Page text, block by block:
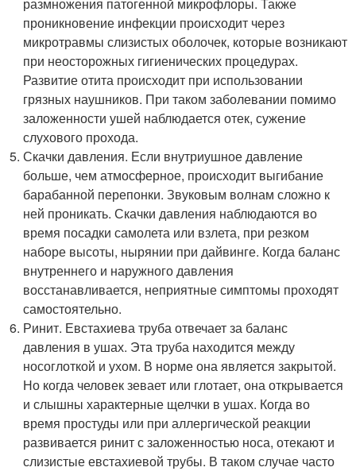
размножения патогенной микрофлоры. Также
проникновение инфекции происходит через
микротравмы слизистых оболочек, которые возникают
при неосторожных гигиенических процедурах.
Развитие отита происходит при использовании
грязных наушников. При таком заболевании помимо
заложенности ушей наблюдается отек, сужение
слухового прохода.
Скачки давления. Если внутриушное давление
больше, чем атмосферное, происходит выгибание
барабанной перепонки. Звуковым волнам сложно к
ней проникать. Скачки давления наблюдаются во
время посадки самолета или взлета, при резком
наборе высоты, нырянии при дайвинге. Когда баланс
внутреннего и наружного давления
восстанавливается, неприятные симптомы проходят
самостоятельно.
Ринит. Евстахиева труба отвечает за баланс
давления в ушах. Эта труба находится между
носоглоткой и ухом. В норме она является закрытой.
Но когда человек зевает или глотает, она открывается
и слышны характерные щелчки в ушах. Когда во
время простуды или при аллергической реакции
развивается ринит с заложенностью носа, отекают и
слизистые евстахиевой трубы. В таком случае часто